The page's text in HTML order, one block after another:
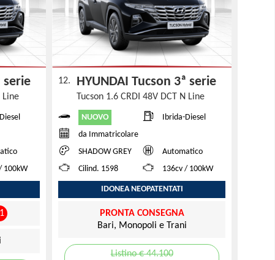
serie
Line
100kW
12. HYUNDAI Tucson 3ª serie
Tucson 1.6 CRDI 48V DCT N Line
NUOVO
Ibrida-Diesel
da Immatricolare
SHADOW GREY
Automatico
Cilind. 1598
136cv / 100kW
IDONEA NEOPATENTATI
PRONTA CONSEGNA
Bari, Monopoli e Trani
Listino € 44.100